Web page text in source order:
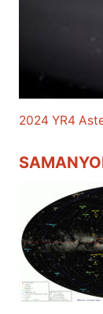
2024 YR4